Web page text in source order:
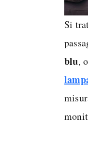
Si
blu,